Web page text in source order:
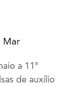
Mar
a 11°
de auxílio